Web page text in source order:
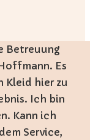
Betreuung
Es
Kleid hier zu
Ich bin
Kann ich
Service,